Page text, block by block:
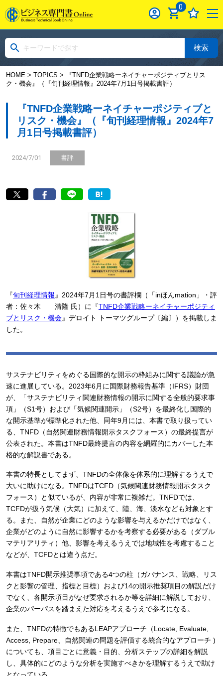
0
検索
HOME> TOPICS > 『TNFD企業戦略ーネイチャーポジティブとリス
ク・機会』（『旬刊経理情報』2024年7月1日号掲載書評）
『TNFD企業戦略ーネイチャーポジティブと
リスク・機会』（『旬刊経理情報』2024年7
月1日号掲載書評）
2024/7/01 書評
『旬刊経理情報 』2024年7月1日号の書評欄（「inほんmation」・評
者：佐々木 清隆 氏）に『TNFD企業戦略ーネイチャーポジティ
ブとリスク・機会』デロイト トーマツグループ〔編〕）を掲載しま
した。
サステナビリティをめぐる国際的な開示の枠組みに関する議論が急
速に進展している。2023年6月に国際財務報告基準（IFRS）財団
が、「サステナビリティ関連財務情報の開示に関する全般的要求事
項」（S1号）および「気候関連開示」（S2号）を最終化し国際的
な開示基準が標準化された他、同年9月には、本書で取り扱ってい
る、TNFD（自然関連財務情報開示タスクフォース）の最終提言が
公表された。本書はTNFD最終提言の内容を網羅的にカバーした本
格的な解説書である。
本書の特長としてまず、TNFDの全体像を体系的に理解するうえで
大いに助けになる。TNFDはTCFD（気候関連財務情報開示タスク
フォース）と似ているが、内容が非常に複雑だ。TNFDでは、
TCFDが扱う気候（大気）に加えて、陸、海、淡水なども対象とす
る。また、自然が企業にどのような影響を与えるかだけではなく、
企業がどのように自然に影響するかを考察する必要がある（ダブル
マテリアリティ）他、影響を考えるうえでは地域性を考慮すること
などが、TCFDとは違う点だ。
本書はTNFD開示推奨事項である4つの柱（ガバナンス、戦略、リス
クと影響の管理、指標と目標）および14の開示推奨項目の解説だけ
でなく、各開示項目がなぜ要求されるか等を詳細に解説しており、
企業のパーパスを踏まえた対応を考えるうえで参考になる。
また、TNFDの特徴でもあるLEAPアプローチ（Locate, Evaluate,
Access, Prepare、自然関連の問題を評価する統合的なアプローチ )
についても、項目ごとに意義・目的、分析ステップの詳細を解説
し、具体的にどのような分析を実施すべきかを理解するうえで助け